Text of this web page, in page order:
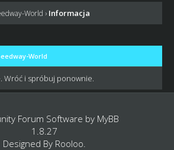
World › Informacja
World
Wróć i spróbuj ponownie.
Forum Software by MyBB
1.8.27
Designed By Rooloo.